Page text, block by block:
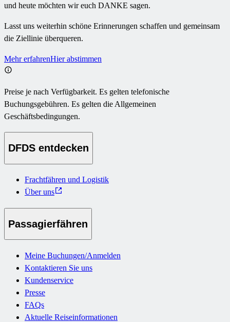
und heute möchten wir euch DANKE sagen.
Lasst uns weiterhin schöne Erinnerungen schaffen und gemeinsam
die Ziellinie überqueren.
Mehr erfahrenHier abstimmen
Preise je nach Verfügbarkeit. Es gelten telefonische
Buchungsgebühren. Es gelten die Allgemeinen
Geschäftsbedingungen.
DFDS entdecken
Frachtfähren und Logistik
Über uns
Passagierfähren
Meine Buchungen/Anmelden
Kontaktieren Sie uns
Kundenservice
Presse
FAQs
Aktuelle Reiseinformationen